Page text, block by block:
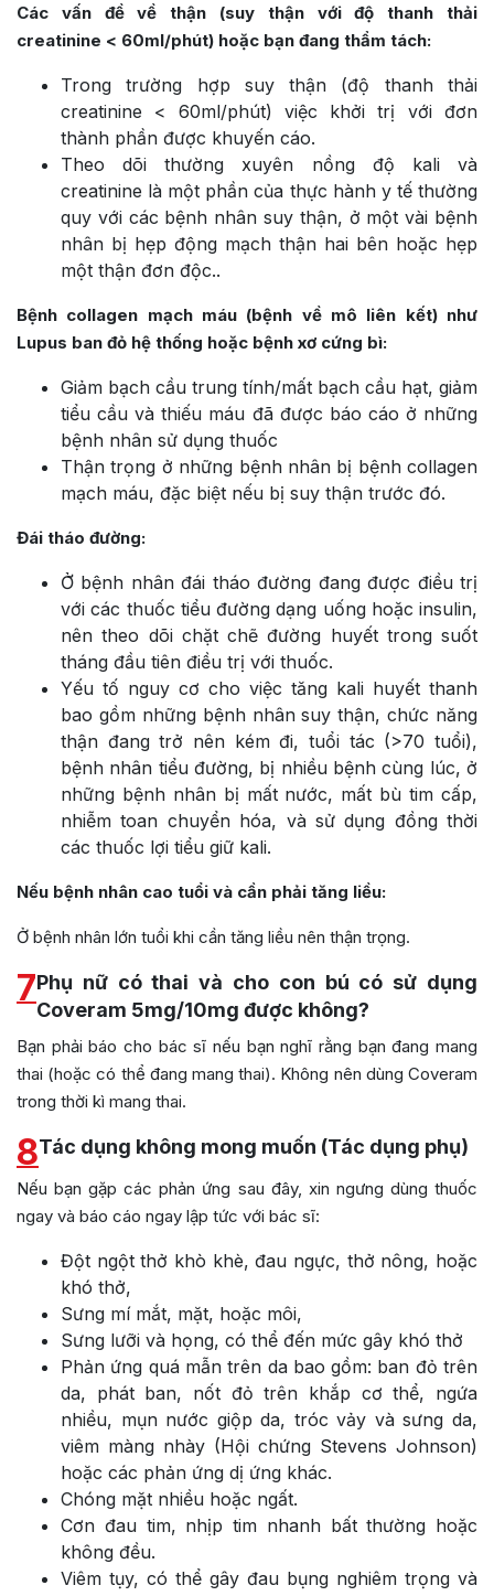
Các vấn đề về thận (suy thận với độ thanh thải
creatinine < 60ml/phút) hoặc bạn đang thẩm tách:
Trong trường hợp suy thận (độ thanh thải
creatinine < 60ml/phút) việc khởi trị với đơn
thành phần được khuyến cáo.
Theo dõi thường xuyên nồng độ kali và
creatinine là một phần của thực hành y tế thường
quy với các bệnh nhân suy thận, ở một vài bệnh
nhân bị hẹp động mạch thận hai bên hoặc hẹp
một thận đơn độc..
Bệnh collagen mạch máu (bệnh về mô liên kết) như
Lupus ban đỏ hệ thống hoặc bệnh xơ cứng bì:
Giảm bạch cầu trung tính/mất bạch cầu hạt, giảm
tiểu cầu và thiếu máu đã được báo cáo ở những
bệnh nhân sử dụng thuốc
Thận trọng ở những bệnh nhân bị bệnh collagen
mạch máu, đặc biệt nếu bị suy thận trước đó.
Đái tháo đường:
Ở bệnh nhân đái tháo đường đang được điều trị
với các thuốc tiểu đường dạng uống hoặc insulin,
nên theo dõi chặt chẽ đường huyết trong suốt
tháng đầu tiên điều trị với thuốc.
Yếu tố nguy cơ cho việc tăng kali huyết thanh
bao gồm những bệnh nhân suy thận, chức năng
thận đang trở nên kém đi, tuổi tác (>70 tuổi),
bệnh nhân tiểu đường, bị nhiều bệnh cùng lúc, ở
những bệnh nhân bị mất nước, mất bù tim cấp,
nhiễm toan chuyển hóa, và sử dụng đồng thời
các thuốc lợi tiểu giữ kali.
Nếu bệnh nhân cao tuổi và cần phải tăng liều:
Ở bệnh nhân lớn tuổi khi cần tăng liều nên thận trọng.
7Phụ nữ có thai và cho con bú có sử dụng
Coveram 5mg/10mg được không?
Bạn phải báo cho bác sĩ nếu bạn nghĩ rằng bạn đang mang
thai (hoặc có thể đang mang thai). Không nên dùng Coveram
trong thời kì mang thai.
8Tác dụng không mong muốn (Tác dụng phụ)
Nếu bạn gặp các phản ứng sau đây, xin ngưng dùng thuốc
ngay và báo cáo ngay lập tức với bác sĩ:
Đột ngột thở khò khè, đau ngực, thở nông, hoặc
khó thở,
Sưng mí mắt, mặt, hoặc môi,
Sưng lưỡi và họng, có thể đến mức gây khó thở
Phản ứng quá mẫn trên da bao gồm: ban đỏ trên
da, phát ban, nốt đỏ trên khắp cơ thể, ngứa
nhiều, mụn nước giộp da, tróc vảy và sưng da,
viêm màng nhày (Hội chứng Stevens Johnson)
hoặc các phản ứng dị ứng khác.
Chóng mặt nhiều hoặc ngất.
Cơn đau tim, nhịp tim nhanh bất thường hoặc
không đều.
Viêm tụy, có thể gây đau bụng nghiêm trọng và